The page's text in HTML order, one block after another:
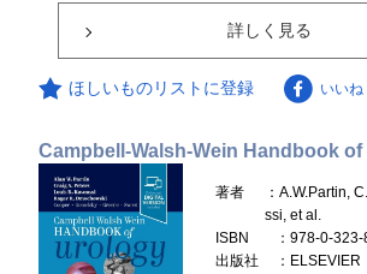
詳しく見る
ほしいものリストに登録 いいね
Campbell-Walsh-Wein Handbook
著者
：A.W.Partin,
ssi, et al.
ISBN
：978-0-
出版社
：ELSEVIER